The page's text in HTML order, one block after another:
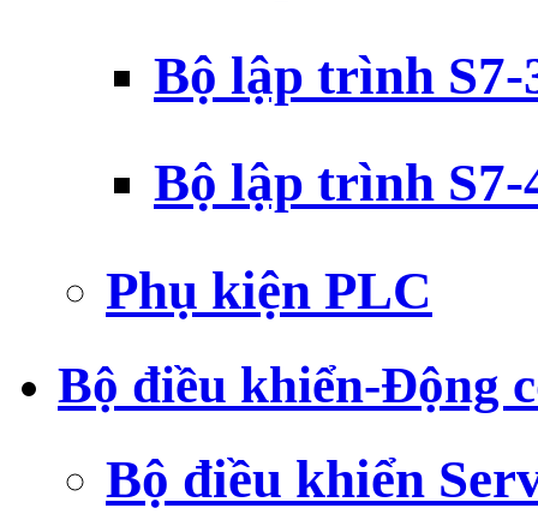
Bộ lập trình S7-
Bộ lập trình S7-
Phụ kiện PLC
Bộ điều khiển-Động
Bộ điều khiển